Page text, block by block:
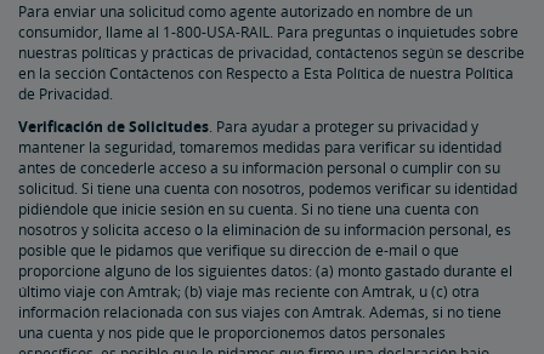
Para enviar una solicitud como agente autorizado en nombre de un
consumidor, llame al 1-800-USA-RAIL. Para preguntas o inquietudes sobre
nuestras políticas y prácticas de privacidad, contáctenos según se describe
en la sección Contáctenos con Respecto a Esta Política de nuestra Política
de Privacidad.
Verificación de Solicitudes. Para ayudar a proteger su privacidad y
mantener la seguridad, tomaremos medidas para verificar su identidad
antes de concederle acceso a su información personal o cumplir con su
solicitud. Si tiene una cuenta con nosotros, podemos verificar su identidad
pidiéndole que inicie sesión en su cuenta. Si no tiene una cuenta con
nosotros y solicita acceso o la eliminación de su información personal, es
posible que le pidamos que verifique su dirección de e-mail o que
proporcione alguno de los siguientes datos: (a) monto gastado durante el
último viaje con Amtrak; (b) viaje más reciente con Amtrak, u (c) otra
información relacionada con sus viajes con Amtrak. Además, si no tiene
una cuenta y nos pide que le proporcionemos datos personales